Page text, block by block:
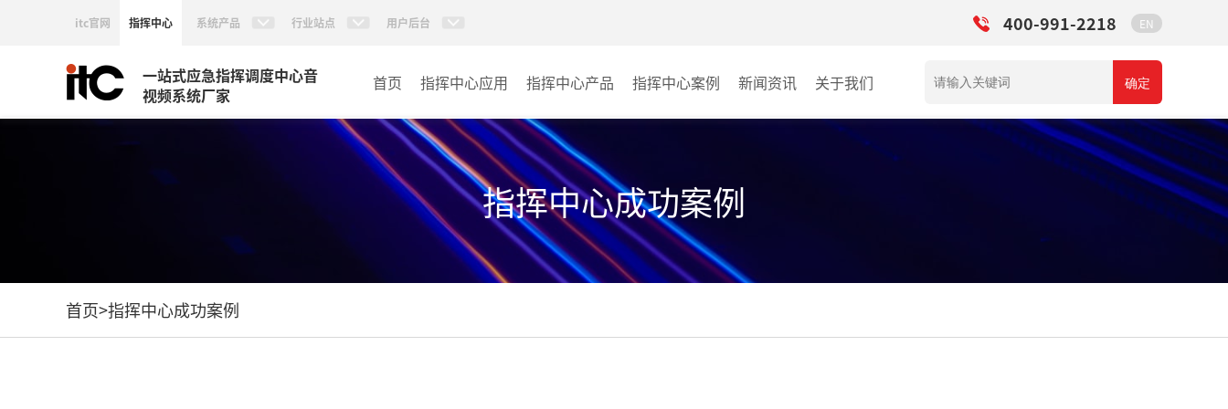
itc官网 指挥中心 系统产品 行业站点 用户后台 400-991-2218 EN
一站式应急指挥调度中心音
视频系统厂家
首页 指挥中心应用 指挥中心产品
KVM坐席管理系统
AI智慧分布式系统
无感调度系统
AI指挥调度系统
指挥中心案例
政府指挥中心
大数据指挥中心
监控指挥中心
新闻资讯 关于我们 确定
指挥中心成功案例
首页>指挥中心成功案例